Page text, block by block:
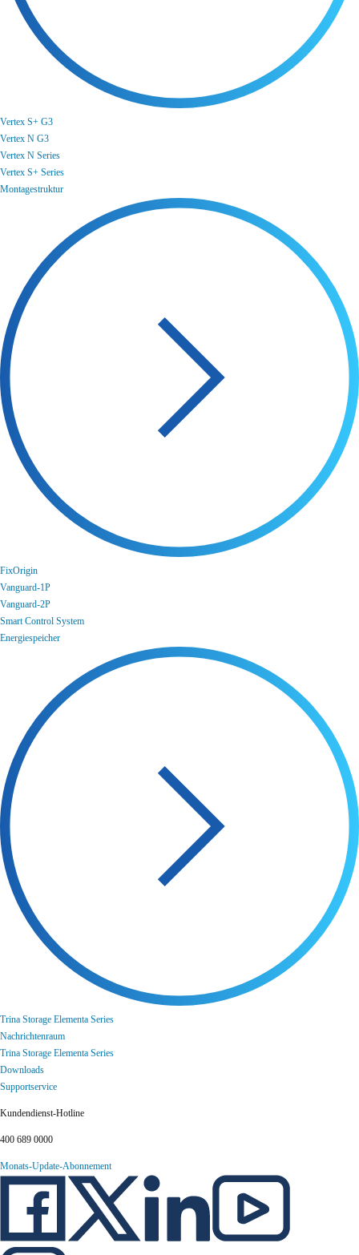
Vertex S+ G3
Vertex N G3
Vertex N Series
Vertex S+ Series
Montagestruktur
FixOrigin
Vanguard-1P
Vanguard-2P
Smart Control System
Energiespeicher
Trina Storage Elementa Series
Nachrichtenraum
Trina Storage Elementa Series
Downloads
Supportservice
Kundendienst-Hotline
400 689 0000
Monats-Update-Abonnement